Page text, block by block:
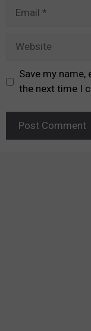
Save my
the next time I